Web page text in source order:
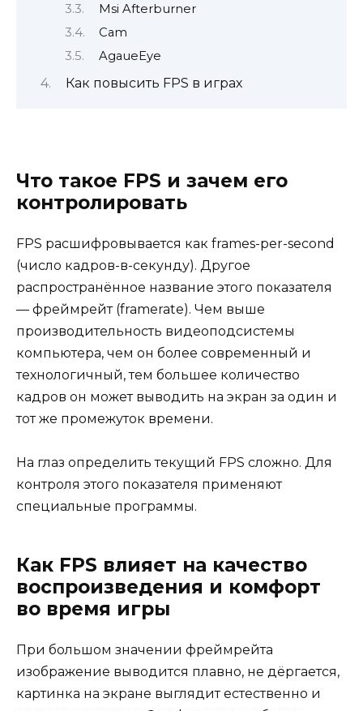
Msi Afterburner
Cam
AgaueEye
Как повысить FPS в играх
Что такое FPS и зачем его
контролировать
FPS расшифровывается как frames-per-second
(число кадров-в-секунду). Другое
распространённое название этого показателя
— фреймрейт (framerate). Чем выше
производительность видеоподсистемы
компьютера, чем он более современный и
технологичный, тем большее количество
кадров он может выводить на экран за один и
тот же промежуток времени.
На глаз определить текущий FPS сложно. Для
контроля этого показателя применяют
специальные программы.
Как FPS влияет на качество
воспроизведения и комфорт
во время игры
При большом значении фреймрейта
изображение выводится плавно, не дёргается,
картинка на экране выглядит естественно и